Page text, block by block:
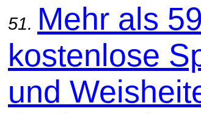
51. Mehr als
kostenlose
und